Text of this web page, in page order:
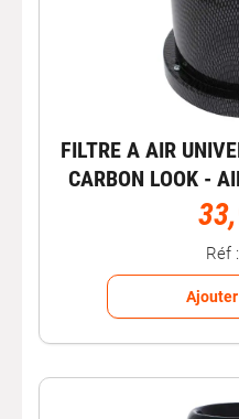
FILTRE A AIR
CARBON LOOK -
Réf